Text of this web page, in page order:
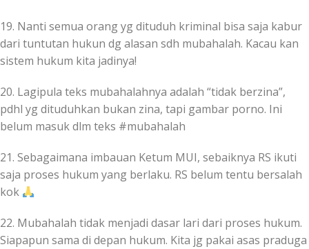
19. Nanti semua orang yg dituduh kriminal bisa saja kabur
dari tuntutan hukun dg alasan sdh mubahalah. Kacau kan
sistem hukum kita jadinya!
20. Lagipula teks mubahalahnya adalah “tidak berzina”,
pdhl yg dituduhkan bukan zina, tapi gambar porno. Ini
belum masuk dlm teks #mubahalah
21. Sebagaimana imbauan Ketum MUI, sebaiknya RS ikuti
saja proses hukum yang berlaku. RS belum tentu bersalah
kok
22. Mubahalah tidak menjadi dasar lari dari proses hukum.
Siapapun sama di depan hukum. Kita jg pakai asas praduga